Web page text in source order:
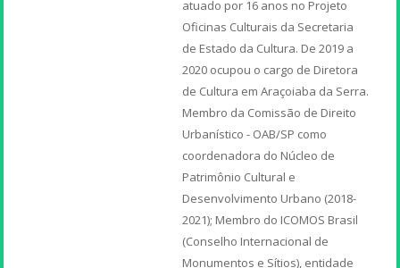
atuado por 16 anos no Projeto
Oficinas Culturais da Secretaria
de Estado da Cultura. De 2019 a
2020 ocupou o cargo de Diretora
de Cultura em Araçoiaba da Serra.
Membro da Comissão de Direito
Urbanístico - OAB/SP como
coordenadora do Núcleo de
Patrimônio Cultural e
Desenvolvimento Urbano (2018-
2021); Membro do ICOMOS Brasil
(Conselho Internacional de
Monumentos e Sítios), entidade